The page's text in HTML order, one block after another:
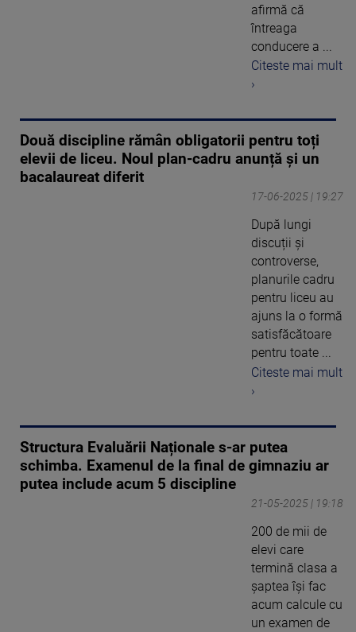
afirmă că
întreaga
conducere a ...
Citeste mai mult
›
Două discipline rămân obligatorii pentru toți
elevii de liceu. Noul plan-cadru anunță și un
bacalaureat diferit
17-06-2025 | 19:27
După lungi
discuții și
controverse,
planurile cadru
pentru liceu au
ajuns la o formă
satisfăcătoare
pentru toate ...
Citeste mai mult
›
Structura Evaluării Naționale s-ar putea
schimba. Examenul de la final de gimnaziu ar
putea include acum 5 discipline
21-05-2025 | 19:18
200 de mii de
elevi care
termină clasa a
șaptea îşi fac
acum calcule cu
un examen de